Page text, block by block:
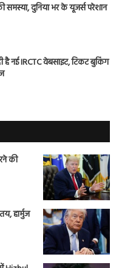
दुनिया भर के यूजर्स परेशान
है नई IRCTC वेबसाइट, टिकट बुकिंग
की
हार्मुज